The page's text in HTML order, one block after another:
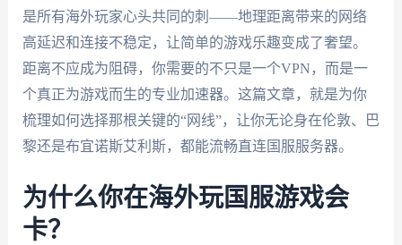
是所有海外玩家心头共同的刺——地理距离带来的网络
高延迟和连接不稳定，让简单的游戏乐趣变成了奢望。
距离不应成为阻碍，你需要的不只是一个VPN，而是一
个真正为游戏而生的专业加速器。这篇文章，就是为你
梳理如何选择那根关键的“网线”，让你无论身在伦敦、巴
黎还是布宜诺斯艾利斯，都能流畅直连国服服务器。
为什么你在海外玩国服游戏会
卡？